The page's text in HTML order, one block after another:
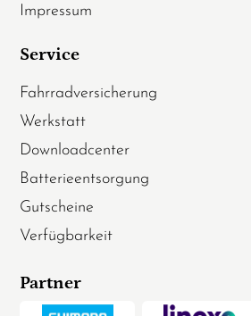
Impressum
Service
Fahrradversicherung
Werkstatt
Downloadcenter
Batterieentsorgung
Gutscheine
Verfügbarkeit
Partner